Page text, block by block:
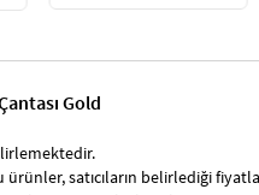
Gold
satıcıların belirlediği